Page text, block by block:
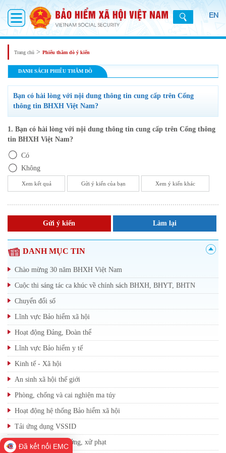
EN
Trang chủ > Phiếu thăm dò ý kiến
DANH SÁCH PHIẾU THĂM DÒ
Bạn có hài lòng với nội dung thông tin cung cấp trên Cổng
thông tin BHXH Việt Nam?
1. Bạn có hài lòng với nội dung thông tin cung cấp trên Cổng thông
tin BHXH Việt Nam?
Có
Không
Xem kết quả Gửi ý kiến của bạn Xem ý kiến khác
Gửi ý kiến Làm lại
DANH MỤC TIN
Chào mừng 30 năm BHXH Việt Nam
Cuộc thi sáng tác ca khúc về chính sách BHXH, BHYT, BHTN
Chuyển đổi số
Lĩnh vực Bảo hiểm xã hội
Hoạt động Đảng, Đoàn thể
Lĩnh vực Bảo hiểm y tế
Kinh tế - Xã hội
An sinh xã hội thế giới
Phòng, chống và cai nghiện ma túy
Hoạt động hệ thống Bảo hiểm xã hội
Tải ứng dụng VSSID
Thông tin khen thưởng, xử phạt
Đã kết nối EMC